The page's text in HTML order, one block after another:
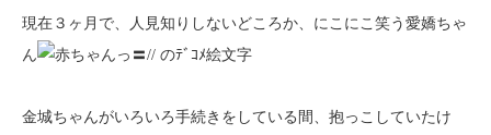
現在３ヶ月で、人見知りしないどころか、にこにこ笑う愛嬌ちゃ
ん
金城ちゃんがいろいろ手続きをしている間、抱っこしていたけ